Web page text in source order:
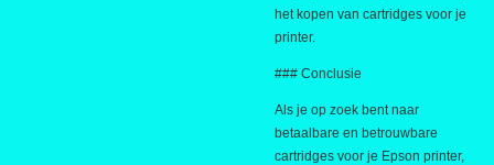
het kopen van cartridges voor je
printer.
### Conclusie
Als je op zoek bent naar
betaalbare en betrouwbare
cartridges voor je Epson printer,